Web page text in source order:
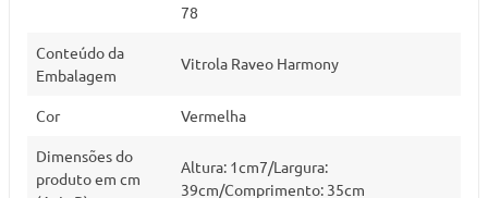
78
Conteúdo da
Embalagem
Vitrola Raveo Harmony
Cor Vermelha
Dimensões do
produto em cm
Altura: 1cm7/Largura:
39cm/Comprimento: 35cm